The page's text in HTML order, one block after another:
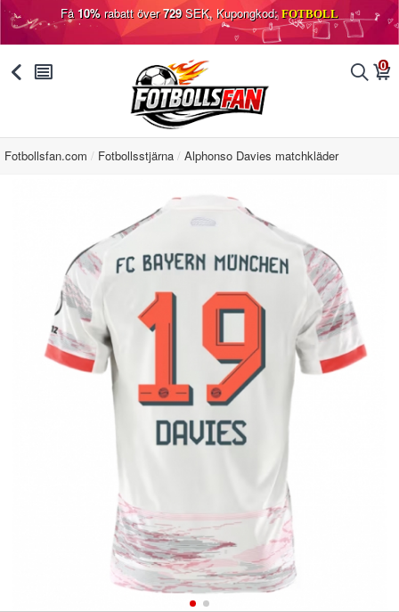
Få10%rabatt över729SEK, Kupongkod: FOTBOLL
󰅯 󰂩 󰂨 0
󰃦
Fotbollsfan.com Fotbollsstjärna Alphonso Davies matchkläder